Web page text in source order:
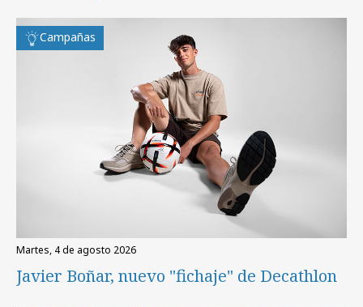
Campañas
martes, 4 de agosto 2026
Javier Boñar, nuevo "fichaje" de Decathlon